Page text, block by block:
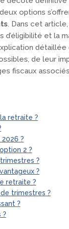
options
. Dans cet
d’éligibilité et la
de leur
fiscaux
retraite ?
?
2 ?
?
?
retraite ?
trimestres ?
?
?